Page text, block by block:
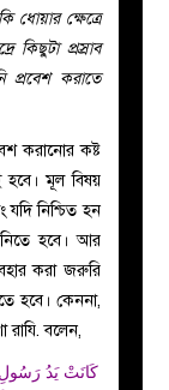
ধোয়ার ক্ষেত্রে
কিছুটা প্রস্রাব
প্রবেশ করাতে
করানোর কষ্ট
হবে। মূল বিষয়
যদি নিশ্চিত হন
হবে। আর
করা জরুরি
হবে। কেননা,
রাযি. বলেন,
كَانَتْ يَدُ